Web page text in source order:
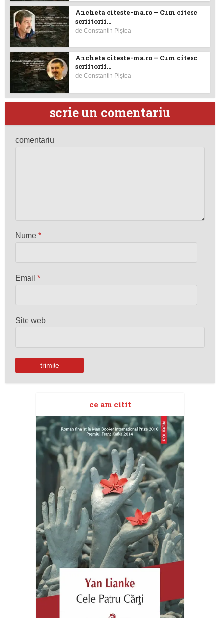
Ancheta citeste-ma.ro – Cum citesc
scriitorii...
deConstantin Piştea
Ancheta citeste-ma.ro – Cum citesc
scriitorii...
deConstantin Piştea
scrie un comentariu
comentariu
Nume*
Email*
Site web
ce am citit